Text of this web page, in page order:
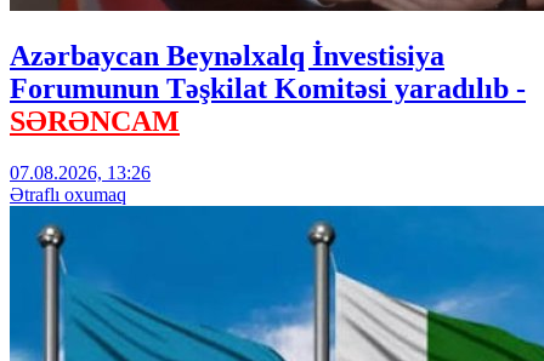
Azərbaycan Beynəlxalq İnvestisiya
Forumunun Təşkilat Komitəsi yaradılıb -
SƏRƏNCAM
07.08.2026, 13:26
Ətraflı oxumaq